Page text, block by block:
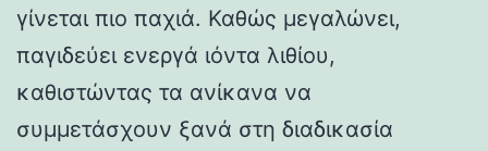
γίνεται πιο παχιά. Καθώς μεγαλώνει,
παγιδεύει ενεργά ιόντα λιθίου,
καθιστώντας τα ανίκανα να
συμμετάσχουν ξανά στη διαδικασία